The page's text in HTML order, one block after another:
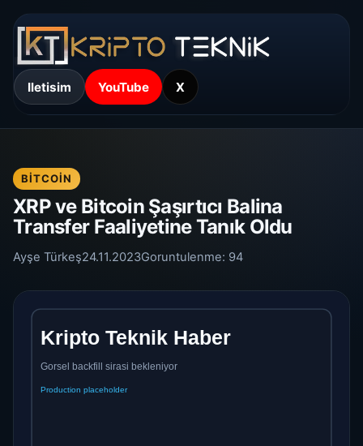
Iletisim YouTube X
BITCOIN
XRP ve Bitcoin Şaşırtıcı Balina
Transfer Faaliyetine Tanık Oldu
Ayşe Türkeş24.11.2023Goruntulenme: 94